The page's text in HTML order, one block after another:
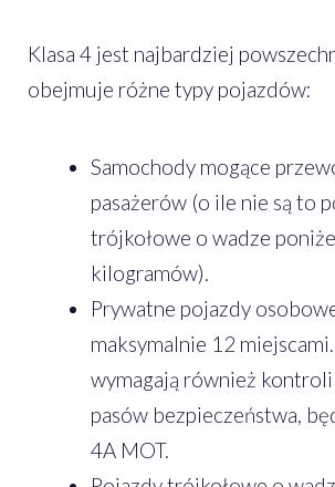
Klasa 4 jest najbardziej
obejmuje różne typy pojazdów:
Samochody mogące
pasażerów (o ile nie są to
trójkołowe o wadze
kilogramów).
Prywatne pojazdy
maksymalnie 12
wymagają również
pasów bezpieczeństwa,
4A MOT.